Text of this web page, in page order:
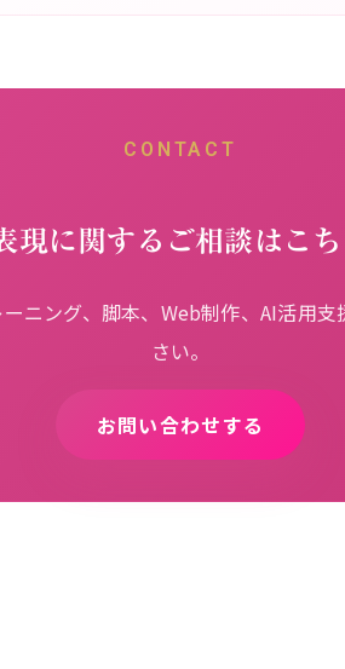
CONTACT
現に関するご相談はこち
ニング、脚本、Web制作、AI活用
さい。
お問い合わせする